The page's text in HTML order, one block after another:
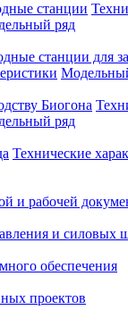
станции
ряд
станции для
Биогона
ряд
Технические
и рабочей
и силовых
обеспечения
проектов